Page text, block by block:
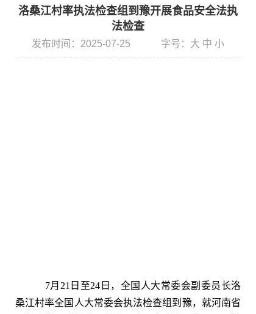
洛桑江村率执法检查组到豫开展食品安全法执
法检查
发布时间：2025-07-25 字号： 大 中 小
7月21日至24日，全国人大常委会副委员长洛
桑江村率全国人大常委会执法检查组到豫，就河南省